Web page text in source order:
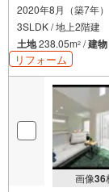
2020年8月（築7年）
3SLDK / 地上2階建
土地238.05m2 /建物
リフォーム
画像36